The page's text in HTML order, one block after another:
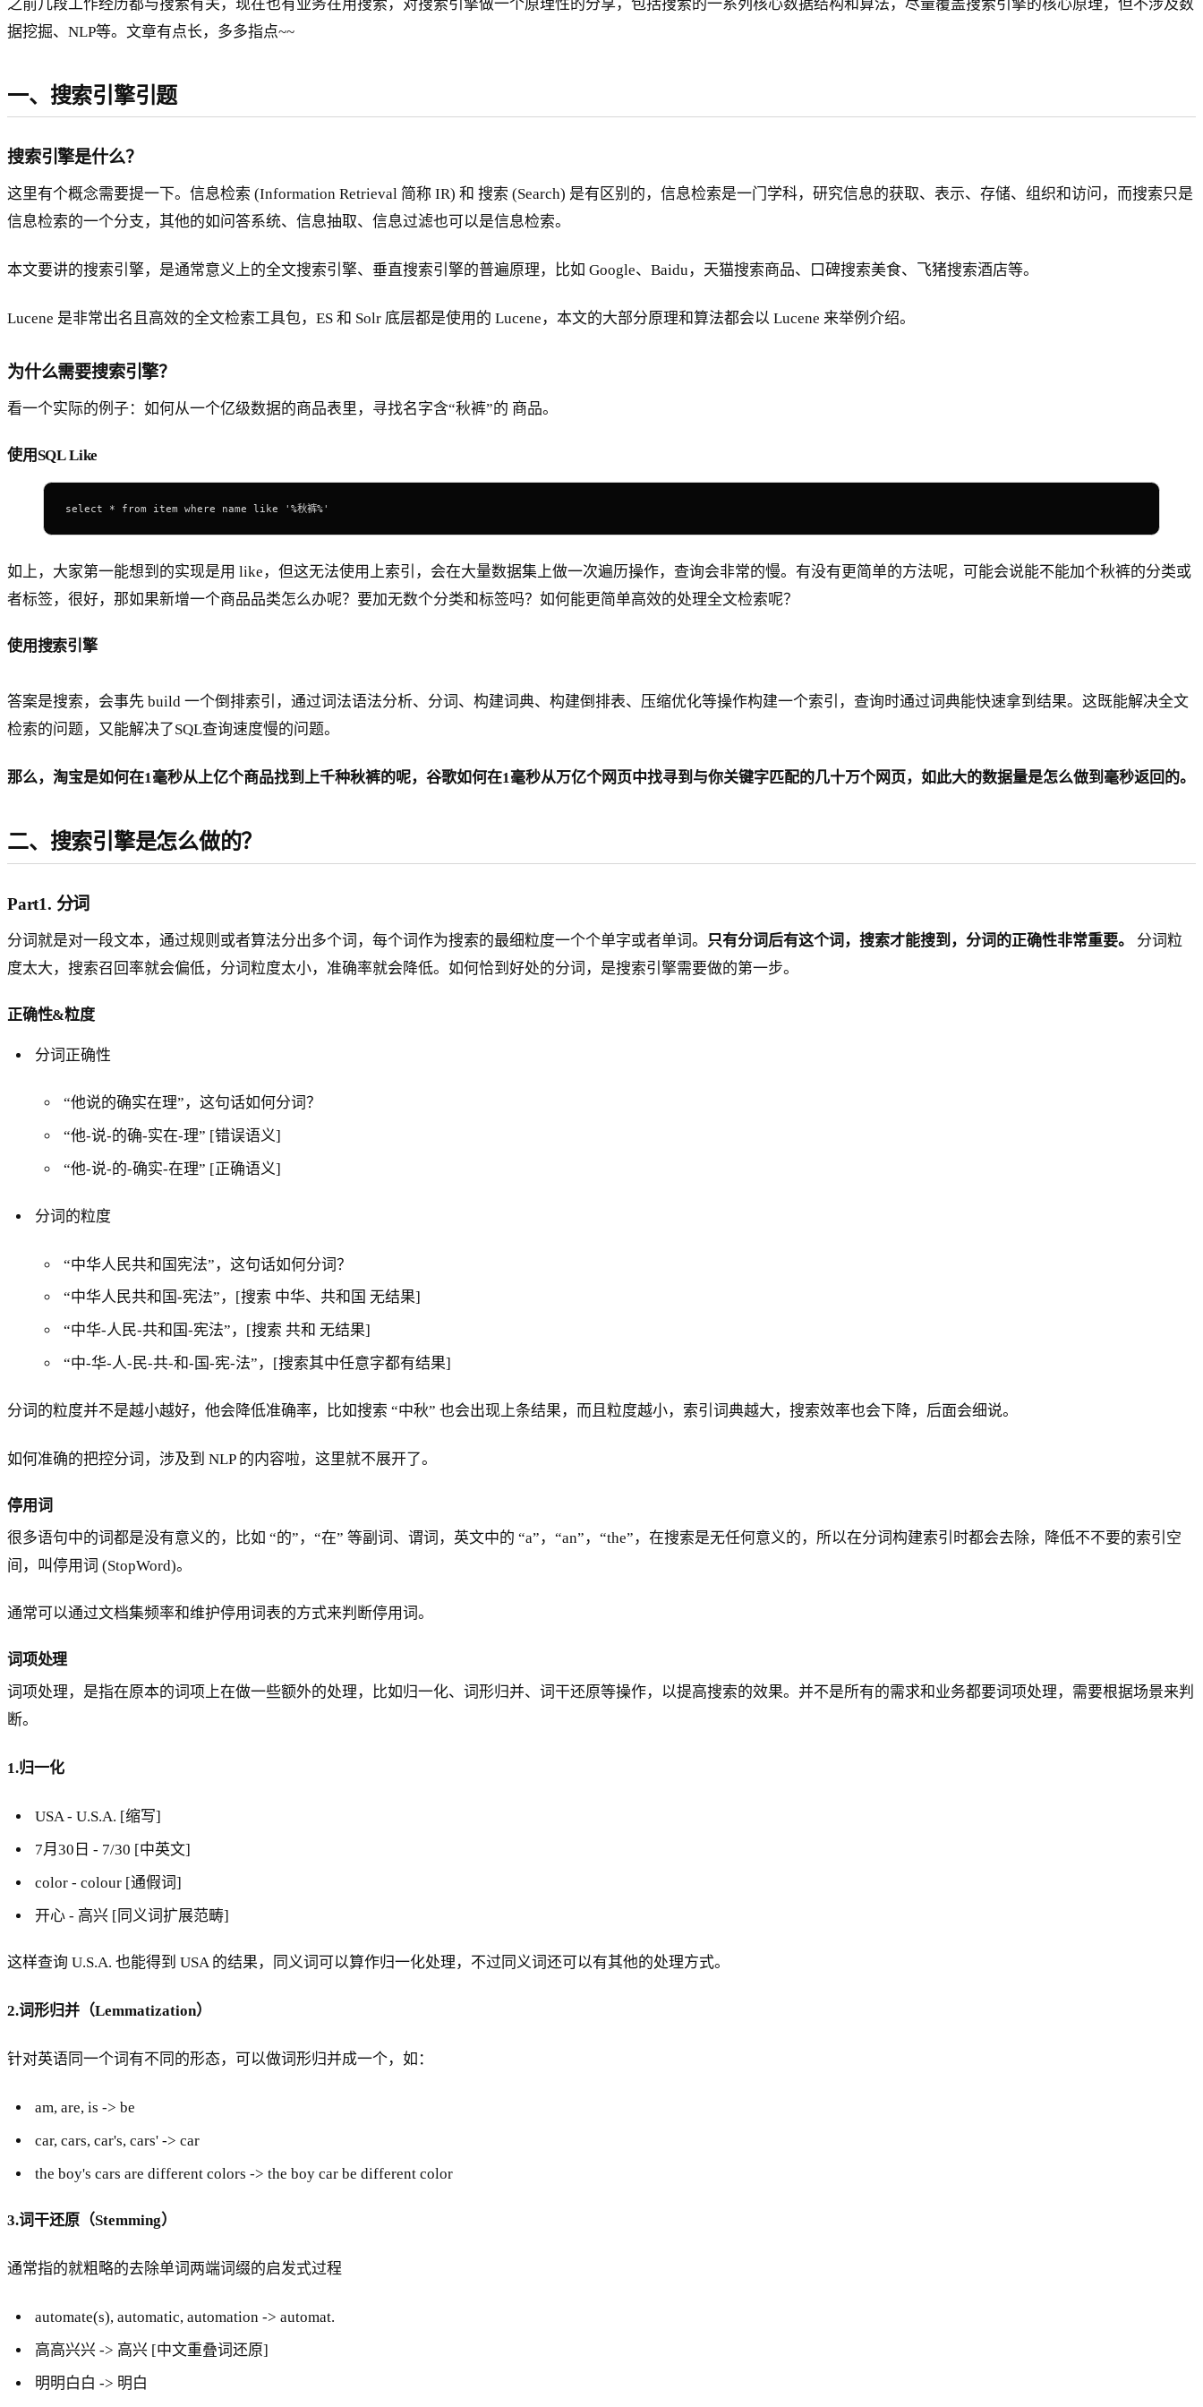
之前几段工作经历都与搜索有关，现在也有业务在用搜索，对搜索引擎做一个原理性的分享，包括搜索的一系列核心数据结构和算法，尽量覆盖搜索引擎的核心原理，但不涉及数
据挖掘、NLP等。文章有点长，多多指点~~
一、搜索引擎引题
搜索引擎是什么？
这里有个概念需要提一下。信息检索 (Information Retrieval 简称 IR) 和 搜索 (Search) 是有区别的，信息检索是一门学科，研究信息的获取、表示、存储、组织和访问，而搜索只是
信息检索的一个分支，其他的如问答系统、信息抽取、信息过滤也可以是信息检索。
本文要讲的搜索引擎，是通常意义上的全文搜索引擎、垂直搜索引擎的普遍原理，比如 Google、Baidu，天猫搜索商品、口碑搜索美食、飞猪搜索酒店等。
Lucene 是非常出名且高效的全文检索工具包，ES 和 Solr 底层都是使用的 Lucene，本文的大部分原理和算法都会以 Lucene 来举例介绍。
为什么需要搜索引擎？
看一个实际的例子：如何从一个亿级数据的商品表里，寻找名字含“秋裤”的 商品。
使用SQL Like
select * from item where name like '%秋裤%'
如上，大家第一能想到的实现是用 like，但这无法使用上索引，会在大量数据集上做一次遍历操作，查询会非常的慢。有没有更简单的方法呢，可能会说能不能加个秋裤的分类或
者标签，很好，那如果新增一个商品品类怎么办呢？要加无数个分类和标签吗？如何能更简单高效的处理全文检索呢？
使用搜索引擎
答案是搜索，会事先 build 一个倒排索引，通过词法语法分析、分词、构建词典、构建倒排表、压缩优化等操作构建一个索引，查询时通过词典能快速拿到结果。这既能解决全文
检索的问题，又能解决了SQL查询速度慢的问题。
那么，淘宝是如何在1毫秒从上亿个商品找到上千种秋裤的呢，谷歌如何在1毫秒从万亿个网页中找寻到与你关键字匹配的几十万个网页，如此大的数据量是怎么做到毫秒返回的。
二、搜索引擎是怎么做的？
Part1. 分词
分词就是对一段文本，通过规则或者算法分出多个词，每个词作为搜索的最细粒度一个个单字或者单词。 只有分词后有这个词，搜索才能搜到，分词的正确性非常重要。
分词粒
度太大，搜索召回率就会偏低，分词粒度太小，准确率就会降低。如何恰到好处的分词，是搜索引擎需要做的第一步。
正确性&粒度
分词正确性
“他说的确实在理”，这句话如何分词？
“他-说-的确-实在-理” [错误语义]
“他-说-的-确实-在理” [正确语义]
分词的粒度
“中华人民共和国宪法”，这句话如何分词？
“中华人民共和国-宪法”，[搜索 中华、共和国 无结果]
“中华-人民-共和国-宪法”，[搜索 共和 无结果]
“中-华-人-民-共-和-国-宪-法”，[搜索其中任意字都有结果]
分词的粒度并不是越小越好，他会降低准确率，比如搜索 “中秋” 也会出现上条结果，而且粒度越小，索引词典越大，搜索效率也会下降，后面会细说。
如何准确的把控分词，涉及到 NLP 的内容啦，这里就不展开了。
停用词
很多语句中的词都是没有意义的，比如 “的”，“在” 等副词、谓词，英文中的 “a”，“an”，“the”，在搜索是无任何意义的，所以在分词构建索引时都会去除，降低不不要的索引空
间，叫停用词 (StopWord)。
通常可以通过文档集频率和维护停用词表的方式来判断停用词。
词项处理
词项处理，是指在原本的词项上在做一些额外的处理，比如归一化、词形归并、词干还原等操作，以提高搜索的效果。并不是所有的需求和业务都要词项处理，需要根据场景来判
断。
1.归一化
USA - U.S.A. [缩写]
7月30日 - 7/30 [中英文]
color - colour [通假词]
开心 - 高兴 [同义词扩展范畴]
这样查询 U.S.A. 也能得到 USA 的结果，同义词可以算作归一化处理，不过同义词还可以有其他的处理方式。
2.词形归并（Lemmatization）
针对英语同一个词有不同的形态，可以做词形归并成一个，如：
am, are, is -> be
car, cars, car's, cars' -> car
the boy's cars are different colors -> the boy car be different color
3.词干还原（Stemming）
通常指的就粗略的去除单词两端词缀的启发式过程
automate(s), automatic, automation -> automat.
高高兴兴 -> 高兴 [中文重叠词还原]
明明白白 -> 明白